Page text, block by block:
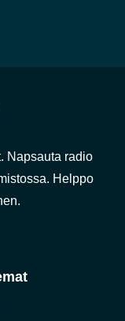
Napsauta radio
Helppo